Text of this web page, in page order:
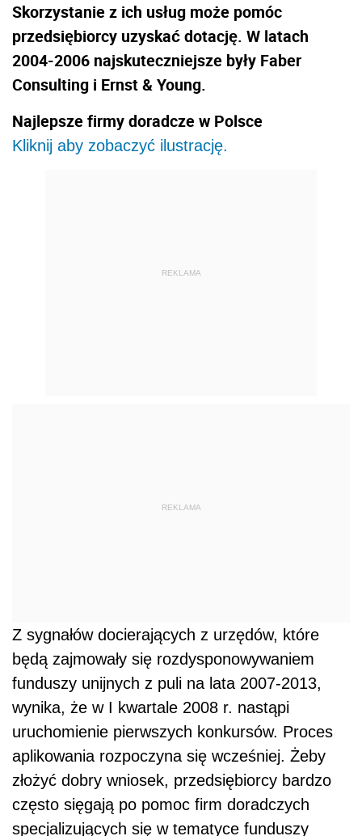
Skorzystanie z ich usług może pomóc
przedsiębiorcy uzyskać dotację. W latach
2004-2006 najskuteczniejsze były Faber
Consulting i Ernst & Young.
Najlepsze firmy doradcze w Polsce
Kliknij aby zobaczyć ilustrację.
REKLAMA
REKLAMA
Z sygnałów docierających z urzędów, które
będą zajmowały się rozdysponowywaniem
funduszy unijnych z puli na lata 2007-2013,
wynika, że w I kwartale 2008 r. nastąpi
uruchomienie pierwszych konkursów. Proces
aplikowania rozpoczyna się wcześniej. Żeby
złożyć dobry wniosek, przedsiębiorcy bardzo
często sięgają po pomoc firm doradczych
specjalizujących się w tematyce funduszy